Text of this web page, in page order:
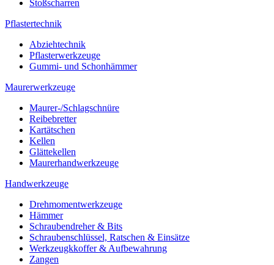
Stoßscharren
Pflastertechnik
Abziehtechnik
Pflasterwerkzeuge
Gummi- und Schonhämmer
Maurerwerkzeuge
Maurer-/Schlagschnüre
Reibebretter
Kartätschen
Kellen
Glättekellen
Maurerhandwerkzeuge
Handwerkzeuge
Drehmomentwerkzeuge
Hämmer
Schraubendreher & Bits
Schraubenschlüssel, Ratschen & Einsätze
Werkzeugkkoffer & Aufbewahrung
Zangen